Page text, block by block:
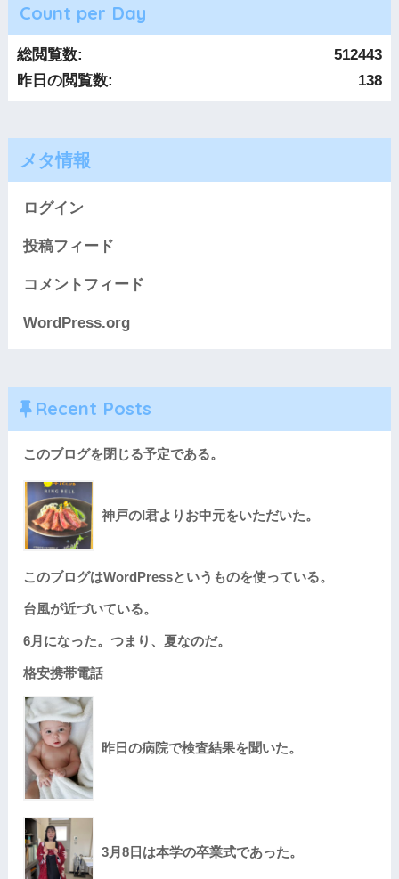
Count per Day
512443
総閲覧数:
138
昨日の閲覧数:
メタ情報
ログイン
投稿フィード
コメントフィード
WordPress.org
Recent Posts
このブログを閉じる予定である。
神戸のI君よりお中元をいただいた。
このブログはWordPressというものを使っている。
台風が近づいている。
6月になった。つまり、夏なのだ。
格安携帯電話
昨日の病院で検査結果を聞いた。
3月8日は本学の卒業式であった。